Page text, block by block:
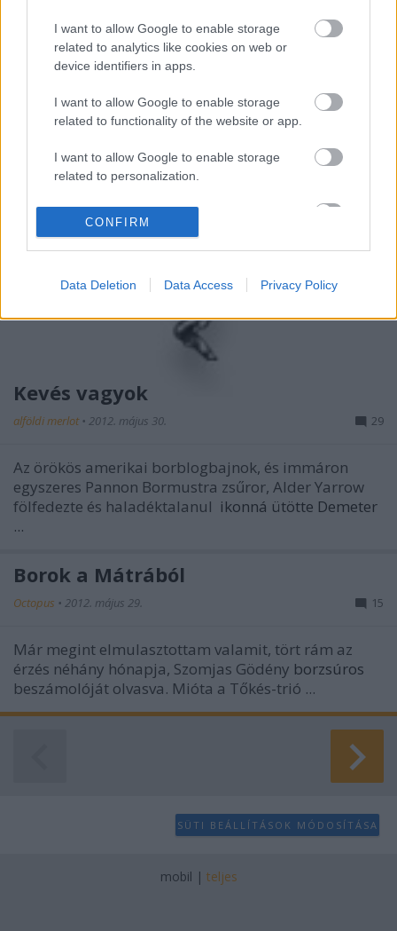
I want to allow Google to enable storage
related to analytics like cookies on web or
device identifiers in apps.
I want to allow Google to enable storage
related to functionality of the website or app.
I want to allow Google to enable storage
related to personalization.
I want to allow Google to enable storage
related to security, including authentication
functionality and fraud prevention, and other
CONFIRM
Data Deletion Data Access Privacy Policy
Kevés vagyok
alföldi merlot • 2012. május 30. 29
Az örökös amerikai borblogbajnok, és immáron
egyszeres Pannon Bormustra zsűror, Alder Yarrow
fölfedezte és haladéktalanul ikonná ütötte Demeter
...
Borok a Mátrából
Octopus • 2012. május 29. 15
Már megint elmulasztottam valamit, tört rám az
érzés néhány hónapja, Szomjas Gödény borzsúros
beszámolóját olvasva. Mióta a Tőkés-trió ...
SÜTI BEÁLLÍTÁSOK MÓDOSÍTÁSA
mobil | teljes